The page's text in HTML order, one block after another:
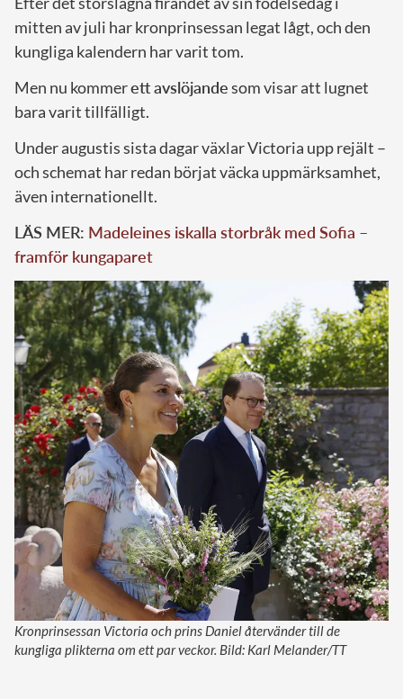
mitten av juli har kronprinsessan legat lågt, och den
kungliga kalendern har varit tom.
Men nu kommerett avslöjandesom visar att lugnet
bara varit tillfälligt.
Under augustis sista dagar växlar Victoria upp rejält –
och schemat har redan börjat väcka uppmärksamhet,
även internationellt.
LÄS MER: Madeleines iskalla storbråk med Sofia –
framför kungaparet
Kronprinsessan Victoria och prins Daniel återvänder till de
kungliga plikterna om ett par veckor. Bild: Karl Melander/TT